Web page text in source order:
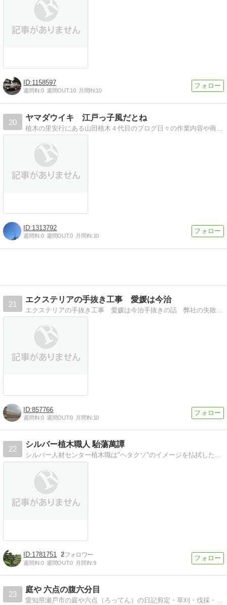
1158597
週間IN:0 週間OUT:10 月間IN:10
20
ヤマダウイキ 江戸っ子風だとね
植木の里安行にある山田植木４代目のブログ日々の作業内容や商品情報などを毎日更新中！ブログ仲間割引ありますｗ よろしくね
1313792
週間IN:0 週間OUT:0 月間IN:10
21
エクステリアの手抜き工事 愛媛は今治
857766
週間IN:0 週間OUT:0 月間IN:10
22
シルバー植木職人 駘蕩萬譚
シルバー人材センター植木職は"ヘタクソ"のイメージを払拭したくて奮闘しています。定年退職後に植木職を通してイキイキ生活を日記風に綴っています。
1781751 2
週間IN:0 週間OUT:0 月間IN:9
23
庭や 六点の腹六分目
愛知県瀬戸市の庭や六点（ろってん）の日記剪定・草刈・伐採・庭づくり、改作・オリジナルの立水栓・植栽、庭の諸々承ります